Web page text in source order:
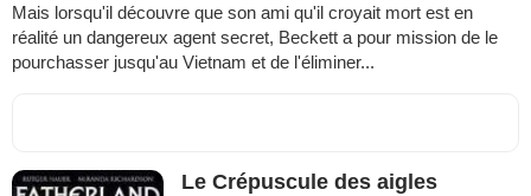
Mais lorsqu'il découvre que son ami qu'il croyait mort est en
réalité un dangereux agent secret, Beckett a pour mission de le
pourchasser jusqu'au Vietnam et de l'éliminer...
Le Crépuscule des aigles